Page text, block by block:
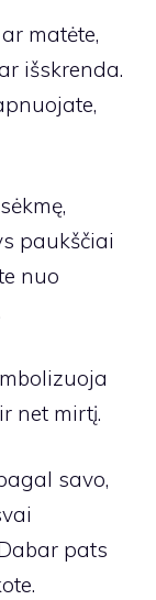
matėte,
išskrenda.
paukščiai
nuo
net mirtį.
savo,
pats